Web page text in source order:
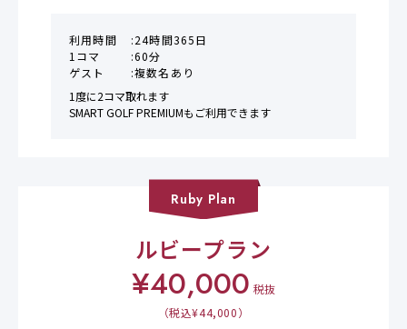
利用時間
24時間365日
1コマ
60分
ゲスト
複数名あり
1度に2コマ取れます
SMART GOLF PREMIUMもご利用できます
Ruby Plan
ルビープラン
¥40,000 税抜
（税込¥44,000）